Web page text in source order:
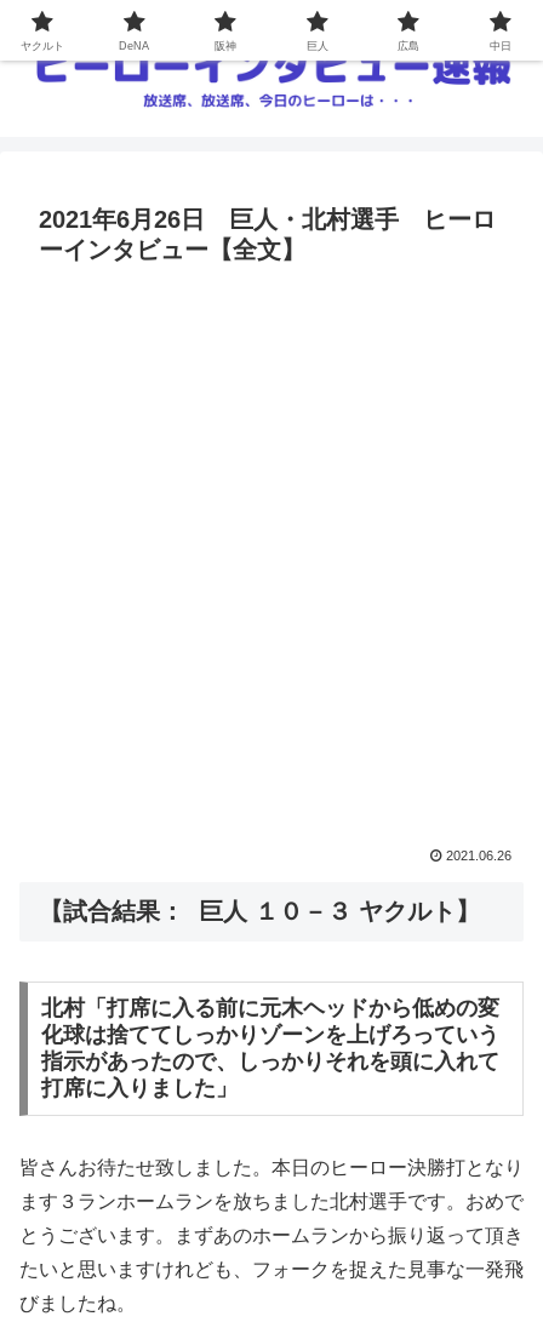
2021年6月26日 巨人・北村選手 ヒーロ
ーインタビュー【全文】
2021.06.26
【試合結果： 巨人 １０－３ ヤクルト】
北村「打席に入る前に元木ヘッドから低めの変
化球は捨ててしっかりゾーンを上げろっていう
指示があったので、しっかりそれを頭に入れて
打席に入りました」
皆さんお待たせ致しました。本日のヒーロー決勝打となり
ます３ランホームランを放ちました北村選手です。おめで
とうございます。まずあのホームランから振り返って頂き
たいと思いますけれども、フォークを捉えた見事な一発飛
びましたね。
ヤクルト DeNA 阪神 巨人 広島 中日